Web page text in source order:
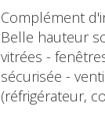
Complément
Belle hauteur
vitrées -
sécurisée -
(réfrigérateur,